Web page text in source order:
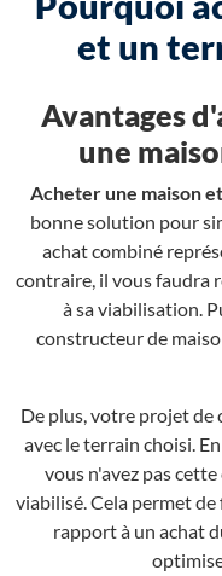
et un
Avantages
une
Acheter une maison
bonne solution pour
achat combiné
contraire, il vous faudra
à sa viabilisation.
constructeur de
De plus, votre projet
avec le terrain choisi.
vous n'avez pas
viabilisé. Cela permet
rapport à un achat